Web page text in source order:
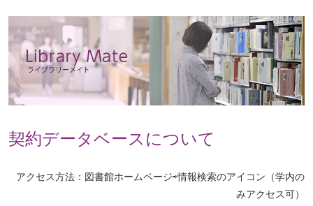
契約データベースについて
アクセス方法：図書館ホームページ⇨情報検索のアイコン（学内の
みアクセス可）